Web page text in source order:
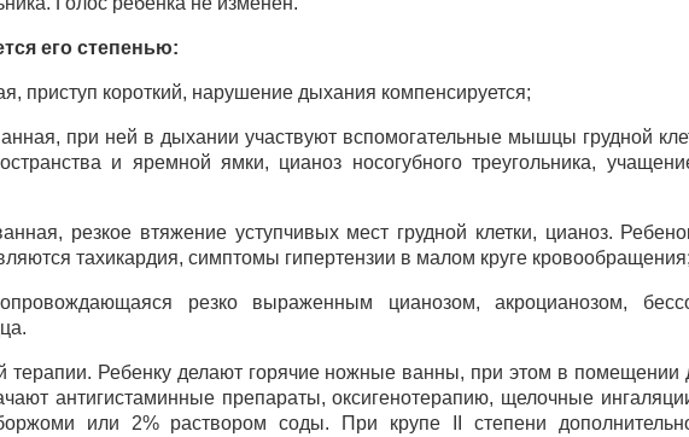
его степенью:
приступ короткий, нарушение дыхания компенсируется;
при ней в дыхании участвуют вспомогательные мышцы грудной
и яремной ямки, цианоз носогубного треугольника,
резкое втяжение уступчивых мест грудной клетки, цианоз.
тахикардия, симптомы гипертензии в малом круге кровообращения;
резко выраженным цианозом, акроцианозом,
терапии. Ребенку делают горячие ножные ванны, при этом в помещении
антигистаминные препараты, оксигенотерапию, щелочные
или 2% раствором соды. При крупе II степени